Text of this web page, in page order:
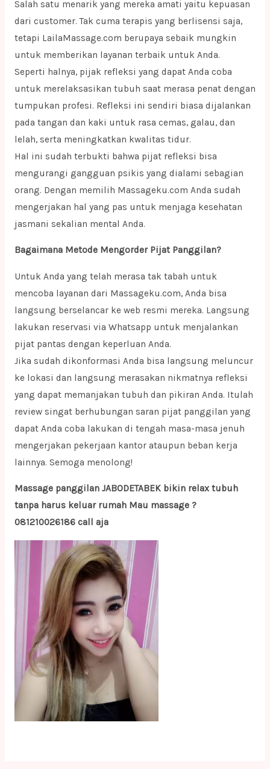
Salah satu menarik yang mereka amati yaitu kepuasan
dari customer. Tak cuma terapis yang berlisensi saja,
tetapi LailaMassage.com berupaya sebaik mungkin
untuk memberikan layanan terbaik untuk Anda.
Seperti halnya, pijak refleksi yang dapat Anda coba
untuk merelaksasikan tubuh saat merasa penat dengan
tumpukan profesi. Refleksi ini sendiri biasa dijalankan
pada tangan dan kaki untuk rasa cemas, galau, dan
lelah, serta meningkatkan kwalitas tidur.
Hal ini sudah terbukti bahwa pijat refleksi bisa
mengurangi gangguan psikis yang dialami sebagian
orang. Dengan memilih Massageku.com Anda sudah
mengerjakan hal yang pas untuk menjaga kesehatan
jasmani sekalian mental Anda.
Bagaimana Metode Mengorder Pijat Panggilan?
Untuk Anda yang telah merasa tak tabah untuk
mencoba layanan dari Massageku.com, Anda bisa
langsung berselancar ke web resmi mereka. Langsung
lakukan reservasi via Whatsapp untuk menjalankan
pijat pantas dengan keperluan Anda.
Jika sudah dikonformasi Anda bisa langsung meluncur
ke lokasi dan langsung merasakan nikmatnya refleksi
yang dapat memanjakan tubuh dan pikiran Anda. Itulah
review singat berhubungan saran pijat panggilan yang
dapat Anda coba lakukan di tengah masa-masa jenuh
mengerjakan pekerjaan kantor ataupun beban kerja
lainnya. Semoga menolong!
Massage panggilan JABODETABEK bikin relax tubuh
tanpa harus keluar rumah Mau massage ?
081210026186 call aja